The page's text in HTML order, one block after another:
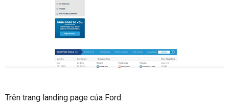
Trên trang landing page của Ford: